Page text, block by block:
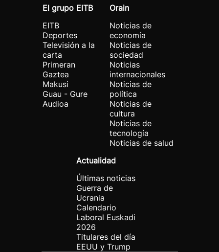
El grupo EITB
EITB
Deportes
Televisión a la
carta
Primeran
Gaztea
Makusi
Guau - Gure
Audioa
Orain
Noticias de
economía
Noticias de
sociedad
Noticias
internacionales
Noticias de
política
Noticias de
cultura
Noticias de
tecnología
Noticias de salud
Actualidad
Últimas noticias
Guerra de
Ucrania
Calendario
Laboral Euskadi
2026
Titulares del día
EEUU y Trump